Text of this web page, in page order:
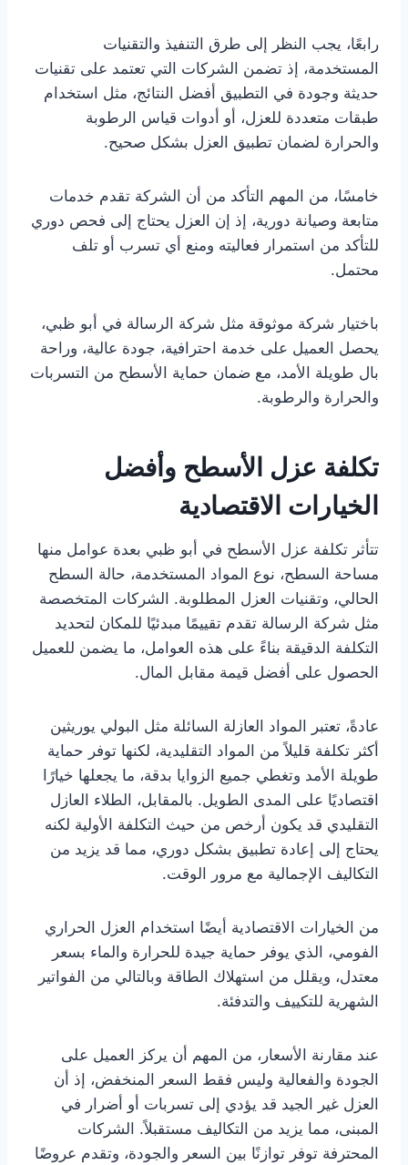
رابعًا، يجب النظر إلى طرق التنفيذ والتقنيات
المستخدمة، إذ تضمن الشركات التي تعتمد على تقنيات
حديثة وجودة في التطبيق أفضل النتائج، مثل استخدام
طبقات متعددة للعزل، أو أدوات قياس الرطوبة
والحرارة لضمان تطبيق العزل بشكل صحيح.
خامسًا، من المهم التأكد من أن الشركة تقدم خدمات
متابعة وصيانة دورية، إذ إن العزل يحتاج إلى فحص دوري
للتأكد من استمرار فعاليته ومنع أي تسرب أو تلف
محتمل.
باختيار شركة موثوقة مثل شركة الرسالة في أبو ظبي،
يحصل العميل على خدمة احترافية، جودة عالية، وراحة
بال طويلة الأمد، مع ضمان حماية الأسطح من التسربات
والحرارة والرطوبة.
تكلفة عزل الأسطح وأفضل
الخيارات الاقتصادية
تتأثر تكلفة عزل الأسطح في أبو ظبي بعدة عوامل منها
مساحة السطح، نوع المواد المستخدمة، حالة السطح
الحالي، وتقنيات العزل المطلوبة. الشركات المتخصصة
مثل شركة الرسالة تقدم تقييمًا مبدئيًا للمكان لتحديد
التكلفة الدقيقة بناءً على هذه العوامل، ما يضمن للعميل
الحصول على أفضل قيمة مقابل المال.
عادةً، تعتبر المواد العازلة السائلة مثل البولي يوريثين
أكثر تكلفة قليلاً من المواد التقليدية، لكنها توفر حماية
طويلة الأمد وتغطي جميع الزوايا بدقة، ما يجعلها خيارًا
اقتصاديًا على المدى الطويل. بالمقابل، الطلاء العازل
التقليدي قد يكون أرخص من حيث التكلفة الأولية لكنه
يحتاج إلى إعادة تطبيق بشكل دوري، مما قد يزيد من
التكاليف الإجمالية مع مرور الوقت.
من الخيارات الاقتصادية أيضًا استخدام العزل الحراري
الفومي، الذي يوفر حماية جيدة للحرارة والماء بسعر
معتدل، ويقلل من استهلاك الطاقة وبالتالي من الفواتير
الشهرية للتكييف والتدفئة.
عند مقارنة الأسعار، من المهم أن يركز العميل على
الجودة والفعالية وليس فقط السعر المنخفض، إذ أن
العزل غير الجيد قد يؤدي إلى تسربات أو أضرار في
المبنى، مما يزيد من التكاليف مستقبلاً. الشركات
المحترفة توفر توازنًا بين السعر والجودة، وتقدم عروضًا